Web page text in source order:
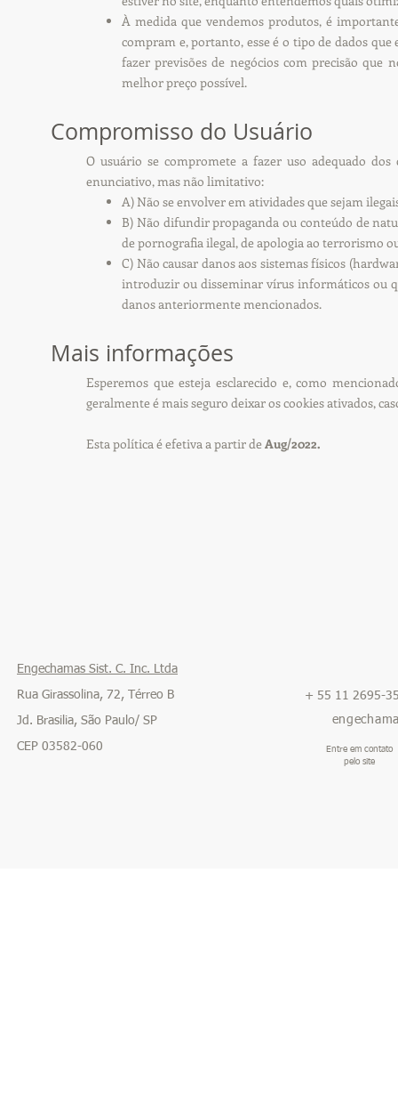
À medida que vendemos produtos, é
compram e, portanto, esse é o tipo de dados
fazer previsões de negócios com precisão que
melhor preço possível.
Compromisso do Usuário
O usuário se compromete a fazer uso adequado
enunciativo, mas não limitativo:
A) Não se envolver em atividades que sejam
B) Não difundir propaganda ou conteúdo de
de pornografia ilegal, de apologia ao terrorismo
C) Não causar danos aos sistemas físicos
introduzir ou disseminar vírus informáticos ou
danos anteriormente mencionados.
Mais informações
Esperemos que esteja esclarecido e, como
geralmente é mais seguro deixar os cookies ativados,
Esta política é efetiva a partir de Aug/2022.
Engechamas Sist. C. Inc. Ltda
Rua Girassolina, 72, Térreo B
Jd. Brasilia, São Paulo/ SP
CEP 03582-060
+ 55 11 2695-
Entre em contato
pelo site